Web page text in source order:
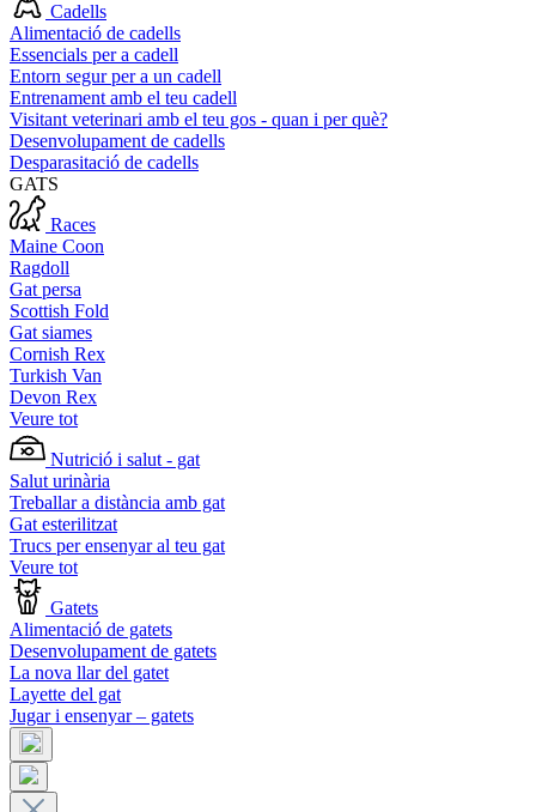
Cadells
Alimentació de cadells
Essencials per a cadell
Entorn segur per a un cadell
Entrenament amb el teu cadell
Visitant veterinari amb el teu gos - quan i per què?
Desenvolupament de cadells
Desparasitació de cadells
GATS
Races
Maine Coon
Ragdoll
Gat persa
Scottish Fold
Gat siames
Cornish Rex
Turkish Van
Devon Rex
Veure tot
Nutrició i salut - gat
Salut urinària
Treballar a distància amb gat
Gat esterilitzat
Trucs per ensenyar al teu gat
Veure tot
Gatets
Alimentació de gatets
Desenvolupament de gatets
La nova llar del gatet
Layette del gat
Jugar i ensenyar – gatets